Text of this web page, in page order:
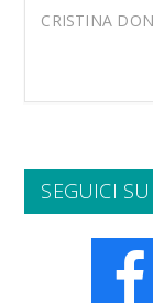
CRISTINA
SEGUICI SU